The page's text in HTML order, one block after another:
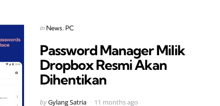
Categories
Posted
in News PC
Password Manager Milik
Dropbox Resmi Akan
Dihentikan
Posted
byGylang Satria 11 months ago